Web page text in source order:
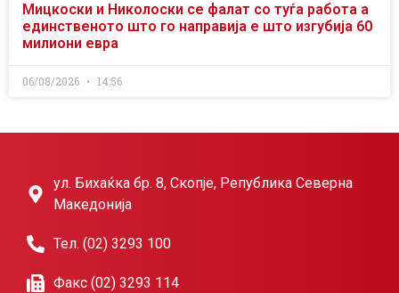
Мицкоски и Николоски се фалат со туѓа работа а
единственото што го направија е што изгубија 60
милиони евра
06/08/2026 14:56
ул. Бихаќка бр. 8, Скопје, Република Северна
Македонија
Тел. (02) 3293 100
Факс (02) 3293 114